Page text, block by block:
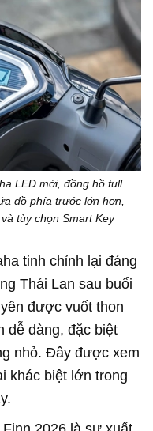
LED mới, đồng hồ full
đồ phía trước lớn hơn,
tùy chọn Smart Key
tinh chỉnh lại đáng
Thái Lan sau buổi
được vuốt thon
dễ dàng, đặc biệt
nhỏ. Đây được xem
khác biệt lớn trong